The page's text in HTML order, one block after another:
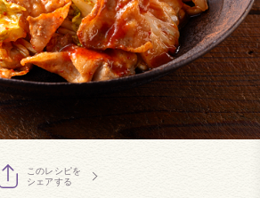
このレシピを
シェアする